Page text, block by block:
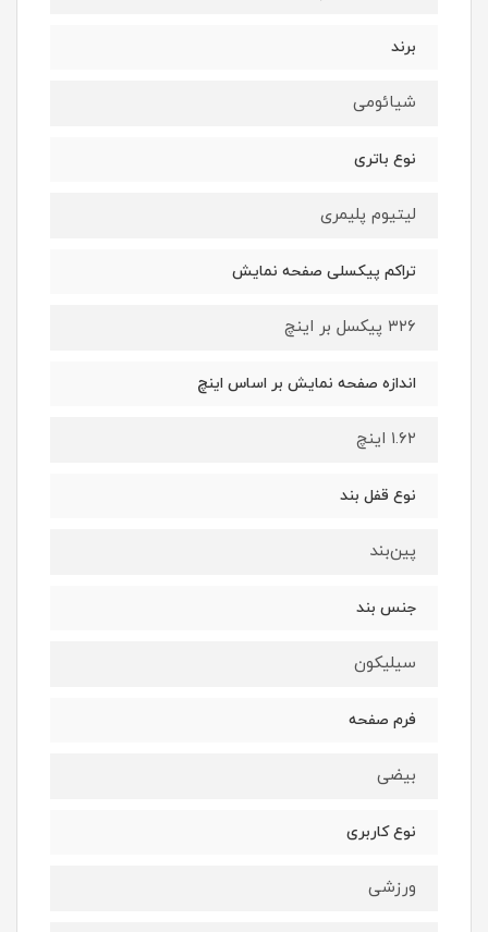
برند
شیائومی
نوع باتری
لیتیوم پلیمری
تراکم پیکسلی صفحه نمایش
۳۲۶ پیکسل بر اینچ
اندازه صفحه نمایش بر اساس اینچ
۱.۶۲ اینچ
نوع قفل بند
پین‌بند
جنس بند
سیلیکون
فرم صفحه
بیضی
نوع کاربری
ورزشی